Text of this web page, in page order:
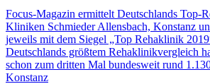
Focus-Magazin ermittelt Deutschlands Top-
Kliniken Schmieder Allensbach, Konstanz
jeweils mit dem Siegel „Top Rehaklinik
Deutschlands größtem Rehaklinikvergleich
schon zum dritten Mal bundesweit rund
Konstanz